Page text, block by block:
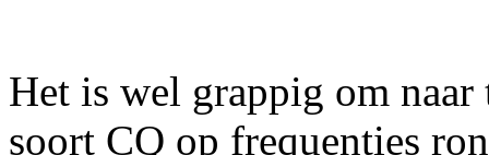
Het is wel grappig om naar
soort CQ op frequenties